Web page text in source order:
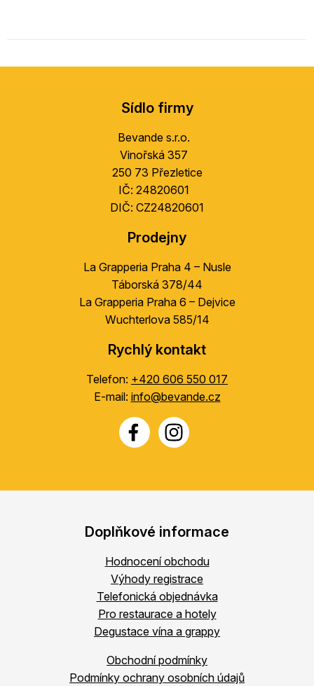
Sídlo firmy
Bevande s.r.o.
Vinořská 357
250 73 Přezletice
IČ: 24820601
DIČ: CZ24820601
Prodejny
La Grapperia Praha 4 – Nusle
Táborská 378/44
La Grapperia Praha 6 – Dejvice
Wuchterlova 585/14
Rychlý kontakt
Telefon: +420 606 550 017
E-mail: info@bevande.cz
Doplňkové informace
Hodnocení obchodu
Výhody registrace
Telefonická objednávka
Pro restaurace a hotely
Degustace vína a grappy
Obchodní podmínky
Podmínky ochrany osobních údajů